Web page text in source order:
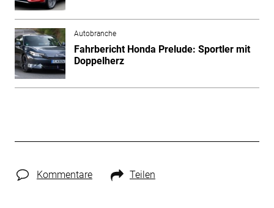
Autobranche
Fahrbericht Honda Prelude: Sportler mit
Doppelherz
Kommentare Teilen